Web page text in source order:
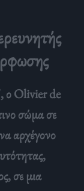
Olivier de
σώμα σε
αρχέγονο
σε μια